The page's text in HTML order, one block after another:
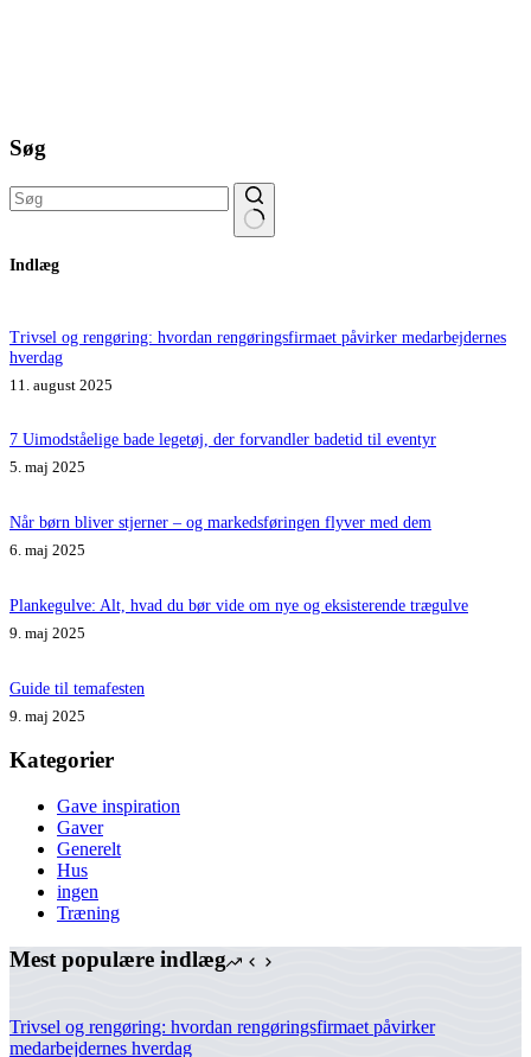
Søg
resultater
Indlæg
Trivsel og rengøring: hvordan rengøringsfirmaet påvirker medarbejdernes
hverdag
11. august 2025
7 Uimodståelige bade legetøj, der forvandler badetid til eventyr
5. maj 2025
Når børn bliver stjerner – og markedsføringen flyver med dem
6. maj 2025
Plankegulve: Alt, hvad du bør vide om nye og eksisterende trægulve
9. maj 2025
Guide til temafesten
9. maj 2025
Kategorier
Gave inspiration
Gaver
Generelt
Hus
ingen
Træning
Mest populære indlæg
Trivsel og rengøring: hvordan rengøringsfirmaet påvirker
medarbejdernes hverdag